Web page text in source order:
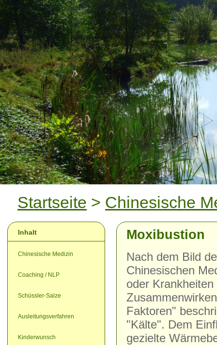
Startseite > Chinesische
Inhalt
Chinesische Medizin
Coaching / NLP
Schüssler-Salze
Ausleitungsverfahren
Kinderwunsch
Moxibustion
Nach dem Bild
Chinesischen
oder
Faktoren"
"Kälte". Dem
gezielte